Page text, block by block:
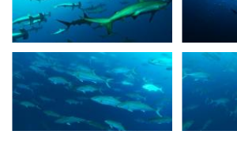
な
ら
神
目
デ
ー
も
ダ